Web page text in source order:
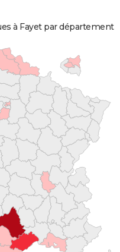
à Fayet par département